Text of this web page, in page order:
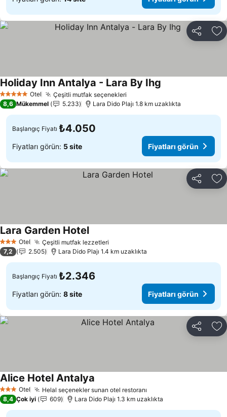
Paylaş
5 Yıldız Otel Çeşitli mutfak seçenekleri
Holiday Inn Antalya - Lara By Ihg
8,6 Mükemmel 5.233 Lara Dido Plajı 1.8 km uzaklıkta
Başlangıç Fiyatı ₺4.050
Fiyatları görün: 5 site Fiyatları görün
Paylaş
3 YıldızOtel Çeşitli mutfak lezzetleri
Lara Garden Hotel
7,2 2.505 Lara Dido Plajı 1.4 km uzaklıkta
Başlangıç Fiyatı ₺2.346
Fiyatları görün: 8 site Fiyatları görün
Paylaş
3 YıldızOtel Helal seçenekler sunan otel restoranı
Alice Hotel Antalya
8,4 Çok iyi 609 Lara Dido Plajı 1.3 km uzaklıkta